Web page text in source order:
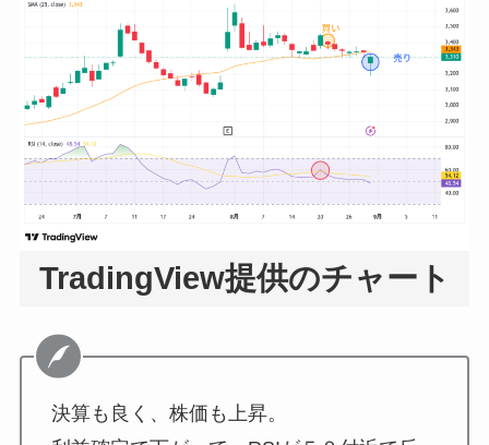
TradingView提供のチャート
決算も良く、株価も上昇。